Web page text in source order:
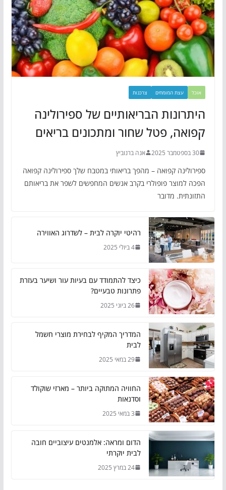
אוכל עצת המומחים צרכנות
היתרונות הבריאותיים של ספירולינה
קפואה, פטל שחור ומתכונים בריאים
30 בספטמבר 2025 אנה ברנוביץ
ספירולינה קפואה – מהפך בריאותי במטבח שלך ספירולינה קפואה
הפכה למוצר פופולרי בקרב אנשים המחפשים לשפר את בריאותם
התזונתית. מדובר
רהיטי יוקרה לבית – לשדרוג האווירה
4 ביולי 2025
כיצד להתמודד עם בעיות עור ושיער בעזרת
פתרונות טבעיים?
26 ביוני 2025
המדריך המקיף לבחירת מוצרי חשמל
לבית
29 במאי 2025
החוויה המתוקה ביותר – מארזי שוקולד
וסדנאות
3 במאי 2025
הדום ומראה: אלמנטים עיצוביים חובה
לבית יוקרתי
24 במרץ 2025